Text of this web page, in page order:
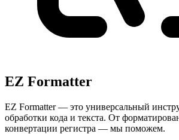
EZ Formatter
EZ Formatter — это универсальный
обработки кода и текста. От
конвертации регистра — мы поможем.